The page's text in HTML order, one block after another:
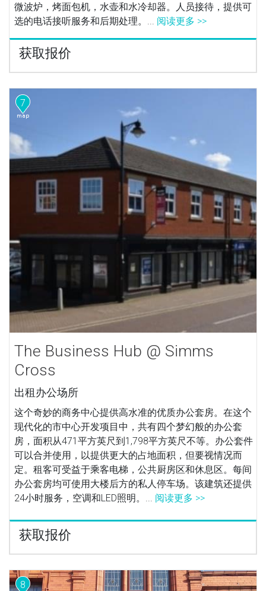
微波炉，烤面包机，水壶和水冷却器。人员接待，提供可
选的电话接听服务和后期处理。... 阅读更多 >>
获取报价
7
The Business Hub @ Simms
Cross
出租办公场所
这个奇妙的商务中心提供高水准的优质办公套房。在这个
现代化的市中心开发项目中，共有四个梦幻般的办公套
房，面积从471平方英尺到1,798平方英尺不等。办公套件
可以合并使用，以提供更大的占地面积，但要视情况而
定。租客可受益于乘客电梯，公共厨房区和休息区。每间
办公套房均可使用大楼后方的私人停车场。该建筑还提供
24小时服务，空调和LED照明。... 阅读更多 >>
获取报价
8